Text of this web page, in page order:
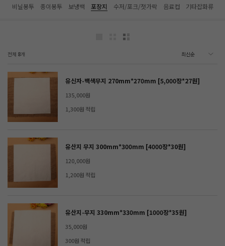
비닐봉투 종이봉투 보냉백 포장지 수저/포크/젓가락 음료컵 기타잡화류
전체 8개
유신자-백색무지 270mm*270mm [5,000장*27원]
135,000원
1,300원 적립
유산지 무지 300mm*300mm [4000장*30원]
120,000원
1,200원 적립
유산지-무지 330mm*330mm [1000장*35원]
35,000원
300원 적립